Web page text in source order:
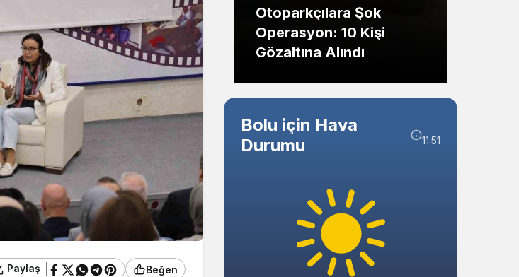
Paylaş Beğen
Eskişehir’de Motosiklet
Kazası: Dükkanın Camı
Kırıldı, Arbede Çıktı
Otoparkçılara Şok
Operasyon: 10 Kişi
Gözaltına Alındı
Bolu için Hava
Durumu
11:51